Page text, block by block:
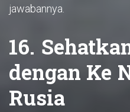
jawabannya.
16.
dengan Ke
Rusia